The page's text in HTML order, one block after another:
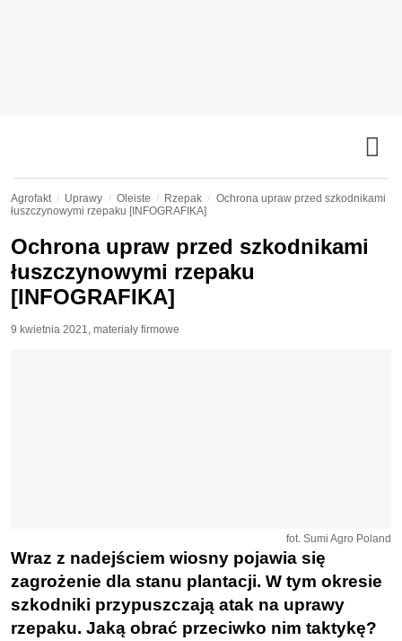
Agrofakt Uprawy Oleiste Rzepak
Ochrona upraw przed szkodnikami
łuszczynowymi rzepaku [INFOGRAFIKA]
Ochrona upraw przed szkodnikami
łuszczynowymi rzepaku
[INFOGRAFIKA]
9 kwietnia 2021, materiały firmowe
fot. Sumi Agro Poland
Wraz z nadejściem wiosny pojawia się
zagrożenie dla stanu plantacji. W tym okresie
szkodniki przypuszczają atak na uprawy
rzepaku. Jaką obrać przeciwko nim taktykę?